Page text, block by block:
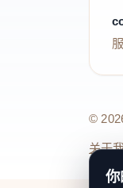
©
关于
你